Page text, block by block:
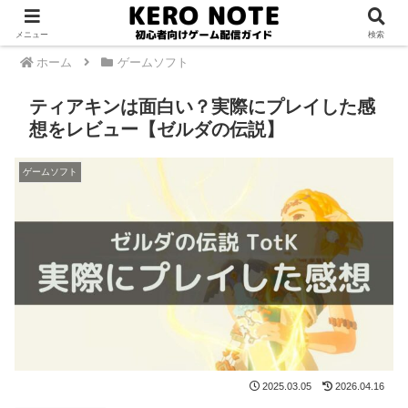
PR
ホーム ゲームソフト
ティアキンは面白い？実際にプレイした感
想をレビュー【ゼルダの伝説】
ゲームソフト
2025.03.05 2026.04.16
メニュー 検索